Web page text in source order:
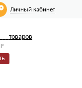
Личный кабинет
товаров
Р